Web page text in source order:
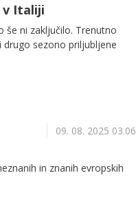
v Italiji
še ni zaključilo. Trenutno
sezono priljubljene
09. 08. 2025 03.06
in znanih evropskih